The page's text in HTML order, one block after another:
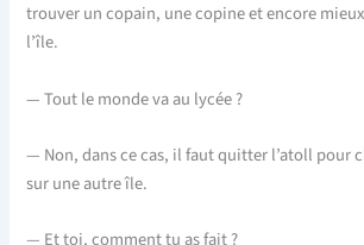
trouver un copain, une copine et encore
l’île.
— Tout le monde va au lycée ?
— Non, dans ce cas, il faut quitter l’atoll pour
sur une autre île.